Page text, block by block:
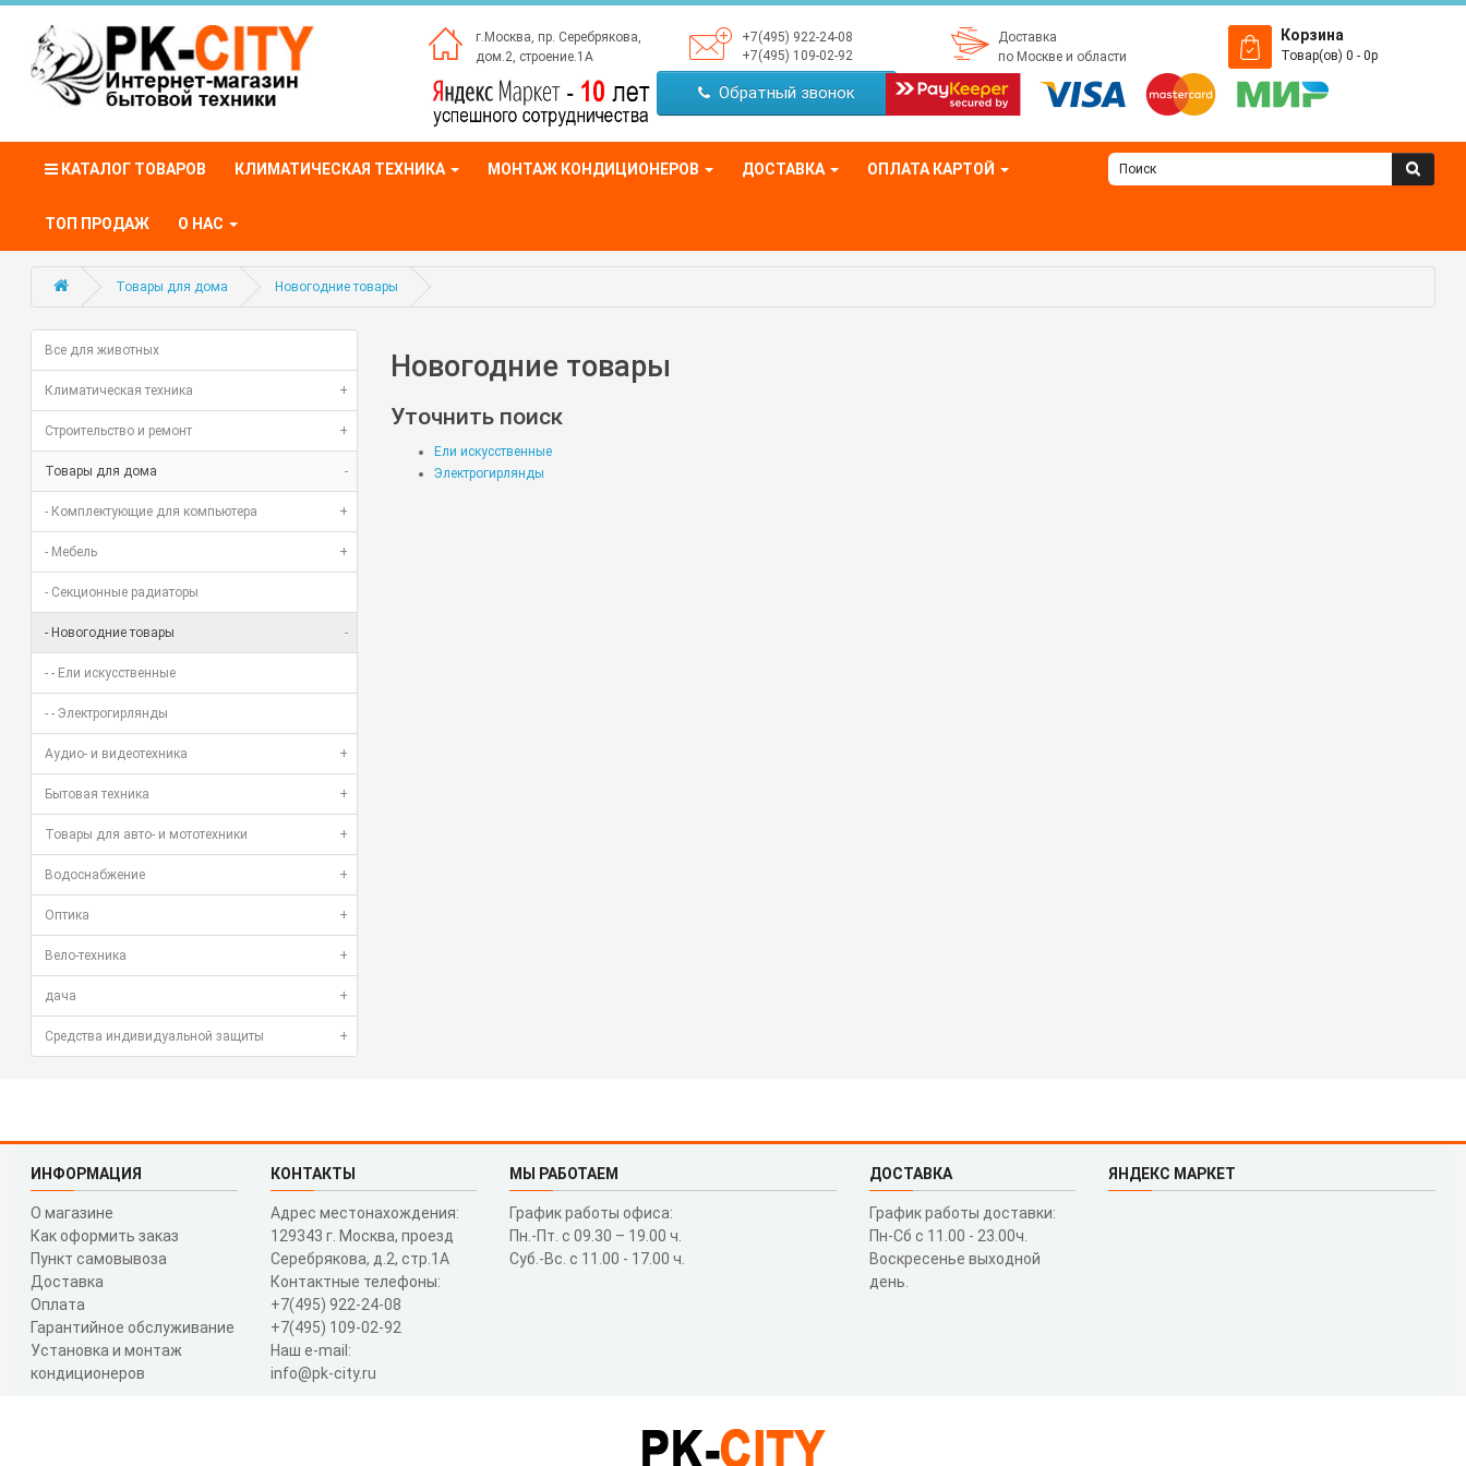
г.Москва, пр. Серебрякова,
дом.2, строение.1А
+7(495) 922-24-08
+7(495) 109-02-92
Обратный звонок
Доставка
по Москве и области
Корзина
Товар(ов) 0 - 0р
КАТАЛОГ ТОВАРОВ КЛИМАТИЧЕСКАЯ ТЕХНИКА МОНТАЖ КОНДИЦИОНЕРОВ ДОСТАВКА ОПЛАТА КАРТОЙ
ТОП ПРОДАЖ О НАС
Товары для дома Новогодние товары
Все для животных
Климатическая техника +
Строительство и ремонт +
Товары для дома -
- Комплектующие для компьютера +
- Мебель +
- Секционные радиаторы
- Новогодние товары -
- - Ели искусственные
- - Электрогирлянды
Аудио- и видеотехника +
Бытовая техника +
Товары для авто- и мототехники +
Водоснабжение +
Оптика +
Вело-техника +
дача +
Средства индивидуальной защиты +
Новогодние товары
Уточнить поиск
Ели искусственные
Электрогирлянды
ИНФОРМАЦИЯ
О магазине
Как оформить заказ
Пункт самовывоза
Доставка
Оплата
Гарантийное обслуживание
Установка и монтаж
кондиционеров
КОНТАКТЫ
Адрес местонахождения:
129343 г. Москва, проезд
Серебрякова, д.2, стр.1A
Контактные телефоны:
+7(495) 922-24-08
+7(495) 109-02-92
Наш e-mail:
info@pk-city.ru
МЫ РАБОТАЕМ
График работы офиса:
Пн.-Пт. с 09.30 – 19.00 ч.
Суб.-Вс. с 11.00 - 17.00 ч.
ДОСТАВКА
График работы доставки:
Пн-Сб с 11.00 - 23.00ч.
Воскресенье выходной
день.
ЯНДЕКС МАРКЕТ